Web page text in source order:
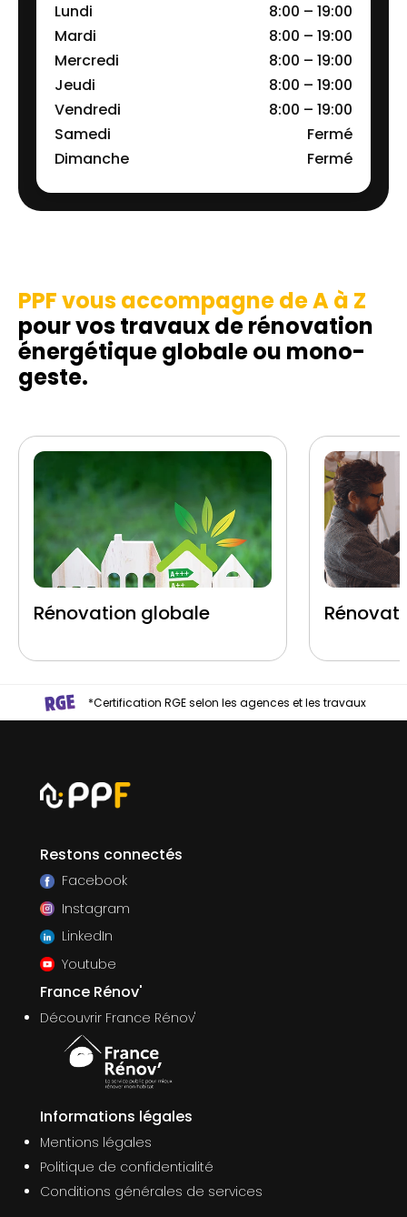
Lundi
8:00 – 19:00
Mardi
8:00 – 19:00
Mercredi
8:00 – 19:00
Jeudi
8:00 – 19:00
Vendredi
8:00 – 19:00
Samedi
Fermé
Dimanche
Fermé
PPF vous accompagne de A à Z
pour vos travaux de rénovation
énergétique globale ou mono-
geste.
Rénovation globale
*Certification RGE selon les agences et les travaux
Restons connectés
Facebook
Instagram
LinkedIn
Youtube
France Rénov'
Découvrir France Rénov'
Informations légales
Mentions légales
Politique de confidentialité
Conditions générales de services